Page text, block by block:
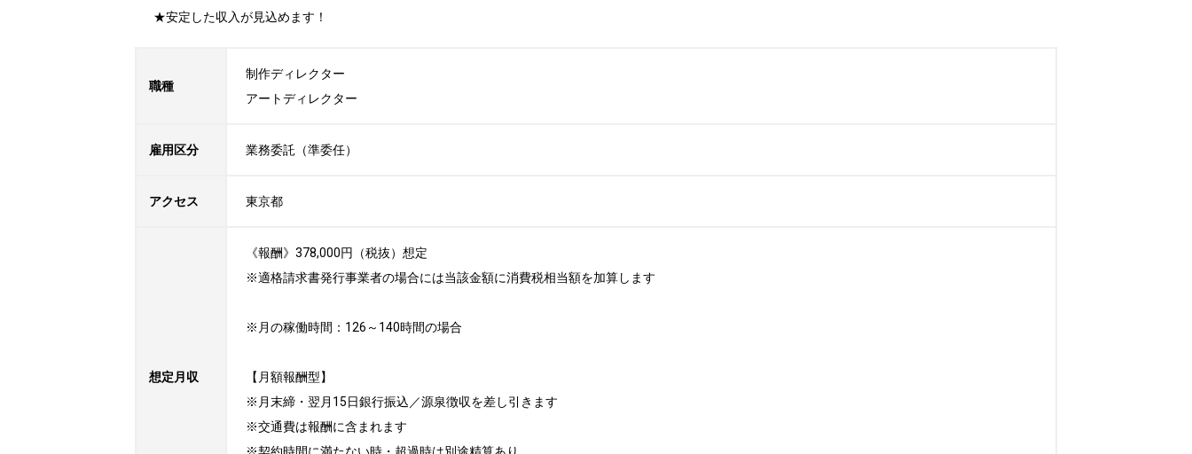
★安定した収入が見込めます！
職種
制作ディレクター
アートディレクター
雇用区分 業務委託（準委任）
アクセス 東京都
想定月収
《報酬》378,000円（税抜）想定
※適格請求書発行事業者の場合には当該金額に消費税相当額を加算します
※月の稼働時間：126～140時間の場合
【月額報酬型】
※月末締・翌月15日銀行振込／源泉徴収を差し引きます
※交通費は報酬に含まれます